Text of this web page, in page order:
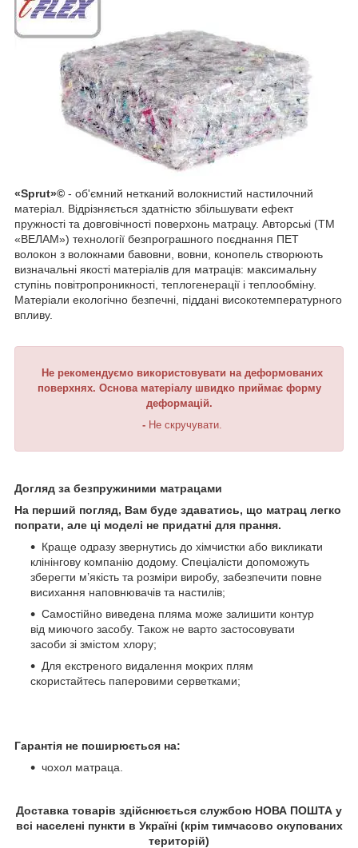
«Sprut»© - об'ємний нетканий волокнистий настилочний
матеріал. Відрізняється здатністю збільшувати ефект
пружності та довговічності поверхонь матрацу. Авторські (ТМ
«ВЕЛАМ») технології безпрограшного поєднання ПЕТ
волокон з волокнами бавовни, вовни, конопель створюють
визначальні якості матеріалів для матраців: максимальну
ступінь повітропроникності, теплогенерації і теплообміну.
Матеріали екологічно безпечні, піддані високотемпературного
впливу.
Не рекомендуємо використовувати на деформованих
поверхнях. Основа матеріалу швидко приймає форму
деформацій.
- Не скручувати.
Догляд за безпружиними матрацами
На перший погляд, Вам буде здаватись, що матрац легко
попрати, але ці моделі не придатні для прання.
Краще одразу звернутись до хімчистки або викликати
клінінгову компанію додому. Спеціалісти допоможуть
зберегти м’якість та розміри виробу, забезпечити повне
висихання наповнювачів та настилів;
Самостійно виведена пляма може залишити контур
від миючого засобу. Також не варто застосовувати
засоби зі змістом хлору;
Для екстреного видалення мокрих плям
скористайтесь паперовими серветками;
Гарантія не поширюється на:
чохол матраца.
Доставка товарів здійснюється службою НОВА ПОШТА у
всі населені пункти в Україні (крім тимчасово окупованих
територій)